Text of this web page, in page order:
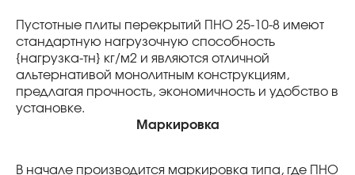
Пустотные плиты перекрытий ПНО 25-10-8 имеют
стандартную нагрузочную способность
{нагрузка-тн} кг/м2 и являются отличной
альтернативой монолитным конструкциям,
предлагая прочность, экономичность и удобство в
установке.
Маркировка
В начале производится маркировка типа, где ПНО